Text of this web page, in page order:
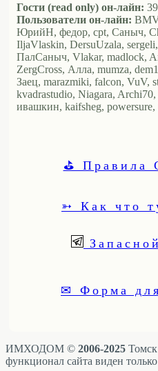
Гости (read only) он-лайн:
Пользователи он-лайн:
ЮрийН, федор, cpt, Саныч,
IljaVlaskin, DersuUzala,
ПалСаныч, Vlakar, madlock,
ZergCross, Алла, mumza,
Заец, marazmiki, falcon, VuV,
kvadrastudio, Niagara,
ивашкин, kaifsheg,
⛳ Правила
➳ Как что
✉ Форма
ИМХОДОМ © 2006-2025
функционал сайта виден